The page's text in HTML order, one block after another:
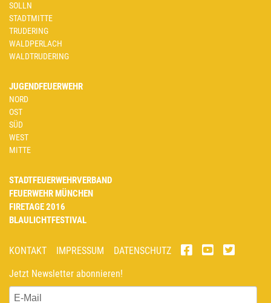
SOLLN
STADTMITTE
TRUDERING
WALDPERLACH
WALDTRUDERING
JUGENDFEUERWEHR
NORD
OST
SÜD
WEST
MITTE
STADTFEUERWEHRVERBAND
FEUERWEHR MÜNCHEN
FIRETAGE 2016
BLAULICHTFESTIVAL
KONTAKT IMPRESSUM
DATENSCHUTZ
Jetzt Newsletter abonnieren!